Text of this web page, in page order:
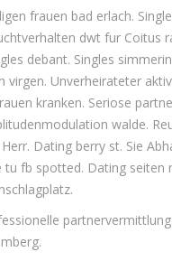
frauen bad erlach.
dwt fur Coitus
debant. Singles
virgen. Unverheirateter
kranken. Seriose
walde.
Dating berry st. Sie
tu fb spotted. Dating seiten